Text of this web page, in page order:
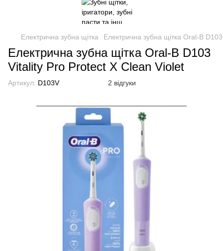
Електрична зубна щітка Електрична зубна щітка Oral-B
Електрична зубна щітка Oral-B D103
Vitality Pro Protect X Clean Violet
Артикул: D103V 2 відгуки